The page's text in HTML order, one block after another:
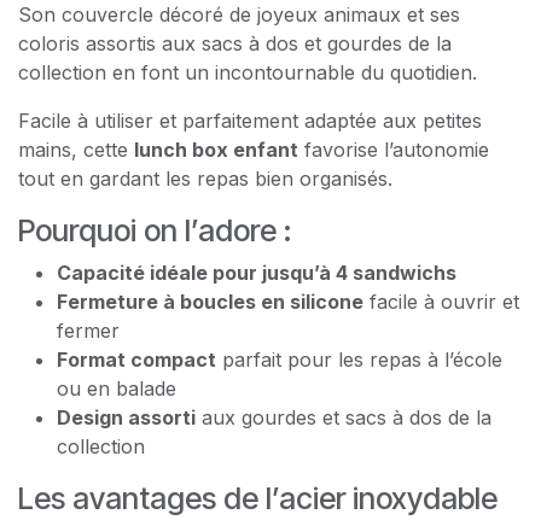
Son couvercle décoré de joyeux animaux et ses
coloris assortis aux sacs à dos et gourdes de la
collection en font un incontournable du quotidien.
Facile à utiliser et parfaitement adaptée aux petites
mains, cette lunch box enfant favorise l’autonomie
tout en gardant les repas bien organisés.
Pourquoi on l’adore :
Capacité idéale pour jusqu’à 4 sandwichs
Fermeture à boucles en silicone facile à ouvrir et
fermer
Format compact parfait pour les repas à l’école
ou en balade
Design assorti aux gourdes et sacs à dos de la
collection
Les avantages de l’acier inoxydable